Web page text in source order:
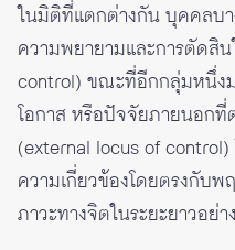
ในมิติที่แตกต่างกัน บุคคลบา
ความพยายามและการตัดสิ
control) ขณะที่อีกกลุ่มหนึ่ง
โอกาส หรือปัจจัยภายนอก
(external locus of
ความเกี่ยวข้องโดยตรงกับ
ภาวะทางจิตในระยะยาวอย่า